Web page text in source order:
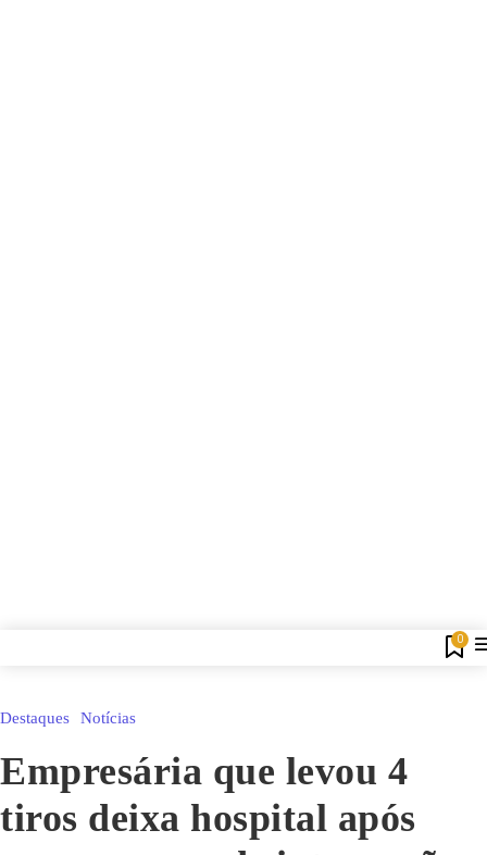
0
Destaques Notícias
Empresária que levou 4
tiros deixa hospital após